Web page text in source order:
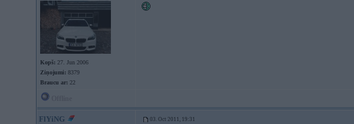
Kopš: 27. Jun 2006
Ziņojumi: 8379
Braucu ar: 22
FlYiNG 03. Oct 2011, 19:31